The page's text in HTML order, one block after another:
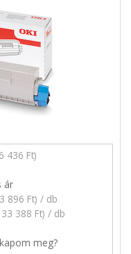
436 Ft)
ár
896 Ft) / db
388 Ft) / db
meg?